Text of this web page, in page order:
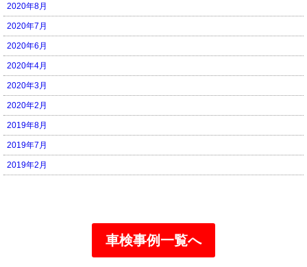
2020年8月
2020年7月
2020年6月
2020年4月
2020年3月
2020年2月
2019年8月
2019年7月
2019年2月
車検事例一覧へ